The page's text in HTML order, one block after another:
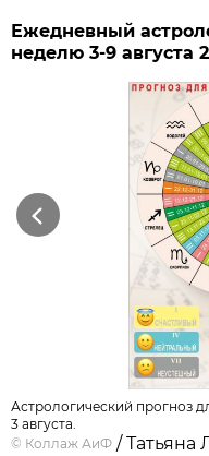
Ежедневный
неделю 3-9 августа
Previous
Астрологический прогноз
3 августа.
© Коллаж АиФ / Татьяна